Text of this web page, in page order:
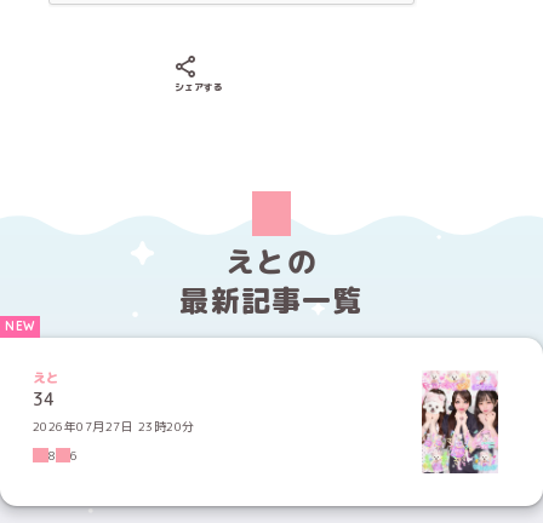
シェアする
えとの
最新記事一覧
えと
34
2026年07月27日 23時20分
8
6